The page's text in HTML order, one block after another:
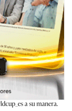
a su manera.